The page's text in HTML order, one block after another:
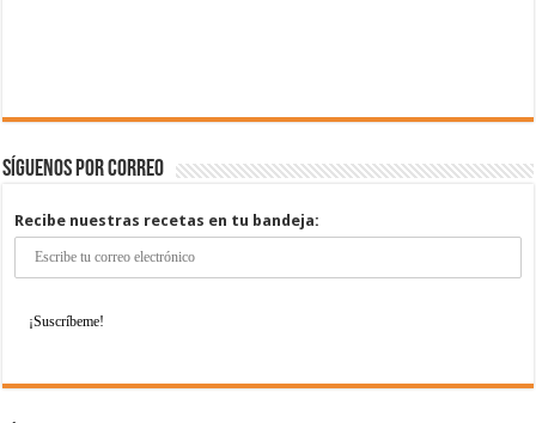
Síguenos por correo
Recibe nuestras recetas en tu bandeja: